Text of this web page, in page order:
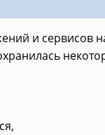
и сервисов